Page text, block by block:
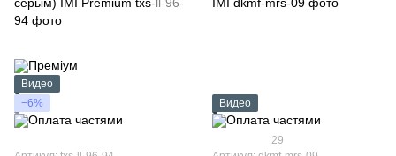
Видео
−6%
Видео
29